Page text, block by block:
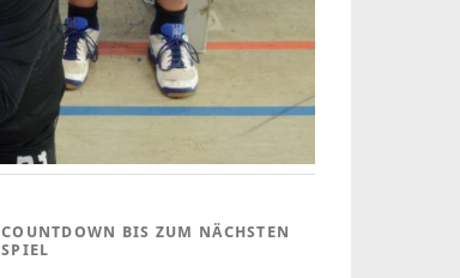
COUNTDOWN BIS ZUM NÄCHSTEN
SPIEL